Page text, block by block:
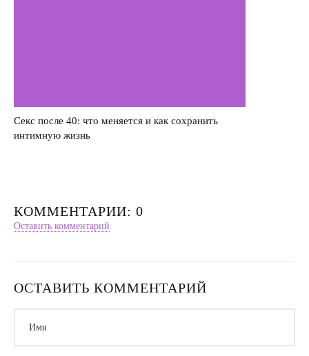
Секс после 40: что меняется и как сохранить
интимную жизнь
КОММЕНТАРИИ: 0
Оставить комментарий
ОСТАВИТЬ КОММЕНТАРИЙ
Имя